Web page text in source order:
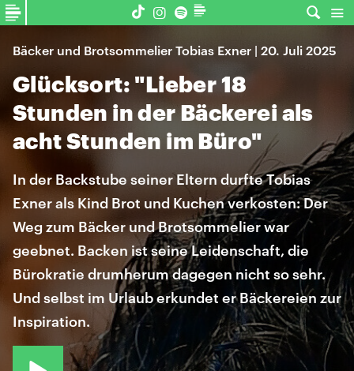
Bäcker und Brotsommelier Tobias Exner | 20. Juli 2025
Glücksort: "Lieber 18
Stunden in der Bäckerei als
acht Stunden im Büro"
In der Backstube seiner Eltern durfte Tobias
Exner als Kind Brot und Kuchen verkosten: Der
Weg zum Bäcker und Brotsommelier war
geebnet. Backen ist seine Leidenschaft, die
Bürokratie drumherum dagegen nicht so sehr.
Und selbst im Urlaub erkundet er Bäckereien zur
Inspiration.